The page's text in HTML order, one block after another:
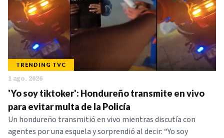
TRENDING TVC
1 ago. 2026
'Yo soy tiktoker': Hondureño transmite en vivo
para evitar multa de la Policía
Un hondureño transmitió en vivo mientras discutía con
agentes por una esquela y sorprendió al decir: “Yo soy